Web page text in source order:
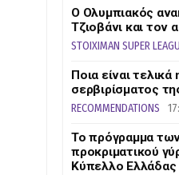
Ο Ολυμπιακός
Τζιοβάνι και
STOIXIMAN SUPER
Ποια είναι
σερβιρίσματος
RECOMMENDATIONS
Το πρόγραμμα
προκριματικού
Κύπελλο Ελλάδας